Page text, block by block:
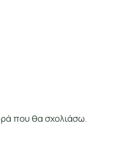
που θα σχολιάσω.